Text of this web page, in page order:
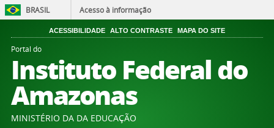
BRASIL Acesso à informação
ACESSIBILIDADE ALTO CONTRASTE MAPA DO SITE
Portal do
Instituto Federal do
Amazonas
MINISTÉRIO DA DA EDUCAÇÃO